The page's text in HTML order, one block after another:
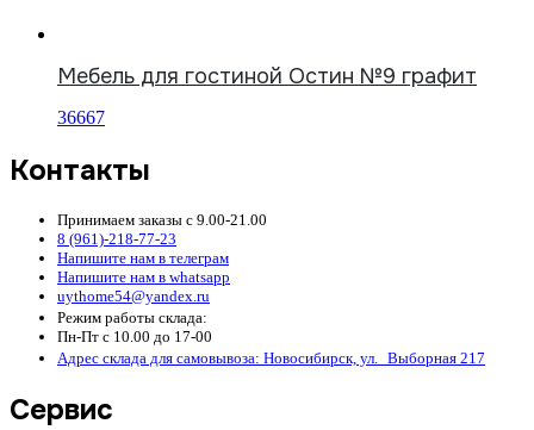
Мебель для гостиной Остин №9 графит
36667
Контакты
Принимаем заказы с 9.00-21.00
8 (961)-218-77-23
Напишите нам в телеграм
Напишите нам в whatsapp
uythome54@yandex.ru
Режим работы склада:
Пн-Пт с 10.00 до 17-00
Адрес склада для самовывоза: Новосибирск, ул. Выборная 217
Сервис